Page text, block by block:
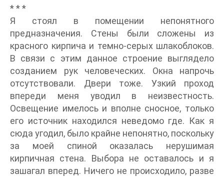
* * *
Я стоял в помещении непонятного
предназначения. Стены были сложены из
красного кирпича и темно-серых шлакоблоков.
В связи с этим данное строение выглядело
созданием рук человеческих. Окна напрочь
отсутствовали. Двери тоже. Узкий проход
впереди меня уводил в неизвестность.
Освещение имелось и вполне сносное, только
его источник находился неведомо где. Как я
сюда угодил, было крайне непонятно, поскольку
за моей спиной оказалась нерушимая
кирпичная стена. Выбора не оставалось и я
зашагал вперед. Ничего не происходило, разве